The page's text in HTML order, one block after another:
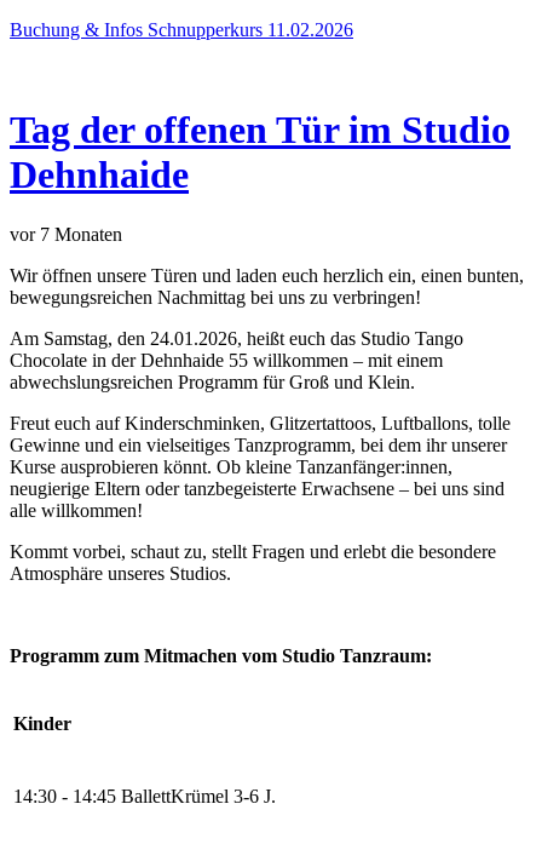
Buchung & Infos Schnupperkurs 11.02.2026
Tag der offenen Tür im Studio
Dehnhaide
vor 7 Monaten
Wir öffnen unsere Türen und laden euch herzlich ein, einen bunten,
bewegungsreichen Nachmittag bei uns zu verbringen!
Am Samstag, den 24.01.2026, heißt euch das Studio Tango
Chocolate in der Dehnhaide 55 willkommen – mit einem
abwechslungsreichen Programm für Groß und Klein.
Freut euch auf Kinderschminken, Glitzertattoos, Luftballons, tolle
Gewinne und ein vielseitiges Tanzprogramm, bei dem ihr unserer
Kurse ausprobieren könnt. Ob kleine Tanzanfänger:innen,
neugierige Eltern oder tanzbegeisterte Erwachsene – bei uns sind
alle willkommen!
Kommt vorbei, schaut zu, stellt Fragen und erlebt die besondere
Atmosphäre unseres Studios.
Programm zum Mitmachen vom Studio Tanzraum:
Kinder
14:30 - 14:45 BallettKrümel 3-6 J.